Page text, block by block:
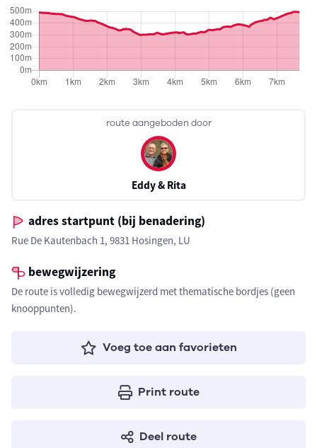
route aangeboden door
Eddy & Rita
adres startpunt (bij benadering)
Rue De Kautenbach 1, 9831 Hosingen, LU
bewegwijzering
De route is volledig bewegwijzerd met thematische bordjes (geen
knooppunten).
Voeg toe aan favorieten
Print route
Deel route